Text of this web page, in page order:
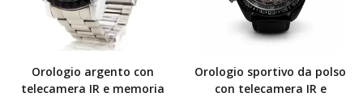
Orologio argento con
telecamera IR e memoria
Orologio sportivo da polso
con telecamera IR e